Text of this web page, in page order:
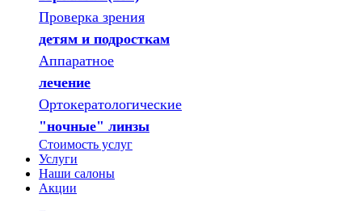
Проверка зрения
детям и подросткам
Аппаратное
лечение
Ортокератологические
"ночные" линзы
Стоимость услуг
Услуги
Наши салоны
Акции